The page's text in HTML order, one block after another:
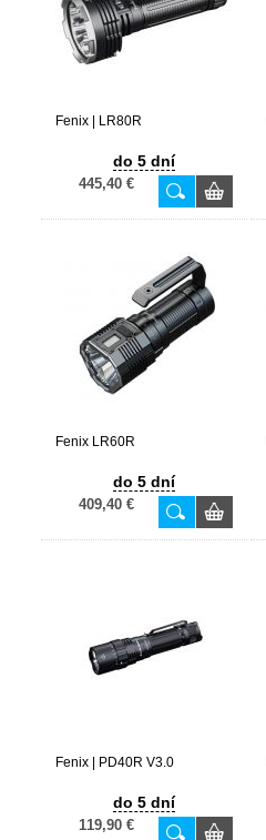
Fenix | LR80R
do 5 dní
445,40 €
Fenix LR60R
do 5 dní
409,40 €
Fenix | PD40R V3.0
do 5 dní
119,90 €